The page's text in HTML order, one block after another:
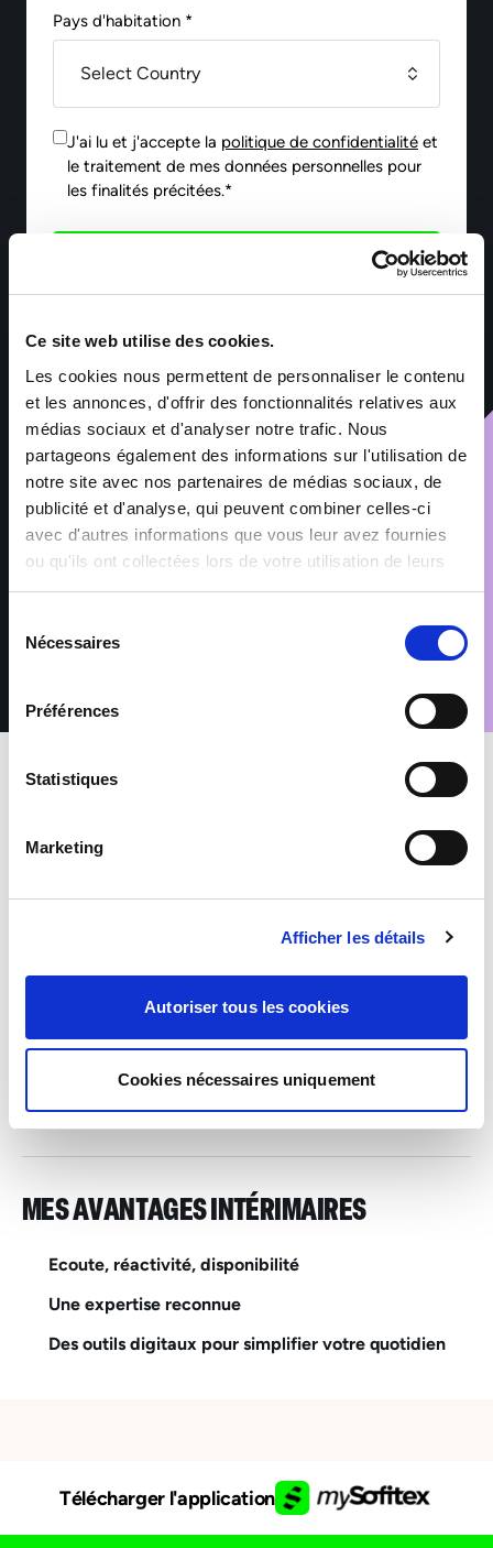
Ce site web utilise des cookies.
Les cookies nous permettent de personnaliser le contenu
et les annonces, d'offrir des fonctionnalités relatives aux
médias sociaux et d'analyser notre trafic. Nous
partageons également des informations sur l'utilisation de
notre site avec nos partenaires de médias sociaux, de
publicité et d'analyse, qui peuvent combiner celles-ci
avec d'autres informations que vous leur avez fournies
ou qu'ils ont collectées lors de votre utilisation de leurs
services.
Nécessaires
Préférences
Statistiques
Marketing
Afficher les détails
Autoriser tous les cookies
Cookies nécessaires uniquement
Luxembourg
De 19 à 25 euros par heure
INTERIM
Wiltz – Industrie, Services, Logistique, Bâtiment et
Tertiaire
MES AVANTAGES INTÉRIMAIRES
Ecoute, réactivité, disponibilité
Une expertise reconnue
Des outils digitaux pour simplifier votre quotidien
Pays d'habitation *
J'ai lu et j'accepte la politique de confidentialité et
le traitement de mes données personnelles pour
les finalités précitées.*
*Les informations collectées par Sofitex Luxembourg via ce
finalité la gestion des fichiers de candidatures et du
recrutement. Les informations marquées d’un astérisque sont
obligatoires – leur non-renseignement entraîne l’impossibilité
destinées aux services de Sofitex Luxembourg, à ses clients et
à ses éventuels sous-traitants intervenant dans le cadre de la
prestation. Les données sont conservées pendant les durées
telles que précisées dans notre Politique de protection des
données. Conformément au Règlement (UE) 2016/679 relatif à
d’opposition pour motifs légitimes, en adressant votre demande
accompagnée d’une pièce d’identité à : rgpd@sofitex.lu
Télécharger l'application